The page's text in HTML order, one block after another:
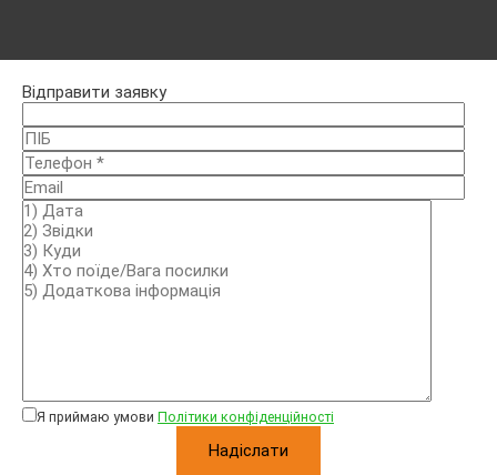
Відправити заявку
Я приймаю умови Політики конфіденційності